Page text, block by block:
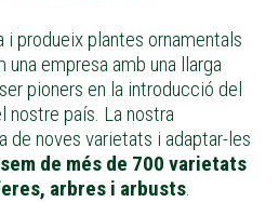
produeix plantes ornamentals
una empresa amb una llarga
pioners en la introducció del
nostre país. La nostra
de noves varietats i adaptar-les
de més de 700 varietats
arbres i arbusts.